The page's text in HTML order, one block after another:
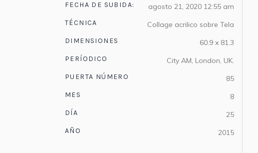
FECHA DE SUBIDA: agosto 21, 2020 12:55 am
TÉCNICA Collage acrilico sobre Tela
DIMENSIONES 60.9 x 81.3
PERÍODICO City AM, London, UK.
PUERTA NÚMERO 85
MES 8
DÍA 25
AÑO 2015